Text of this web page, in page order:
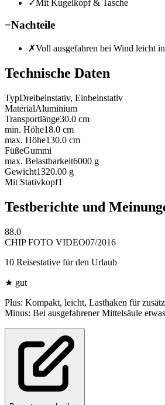
✓Mit Kugelkopf & Tasche
−Nachteile
✗Voll ausgefahren bei Wind leicht
Technische Daten
TypDreibeinstativ, Einbeinstativ
MaterialAluminium
Transportlänge30.0 cm
min. Höhe18.0 cm
max. Höhe130.0 cm
FüßeGummi
max. Belastbarkeit6000 g
Gewicht1320.00 g
Mit Stativkopf1
Testberichte und
88.0
CHIP FOTO VIDEO07/2016
10 Reisestative für den Urlaub
★ gut
Plus: Kompakt, leicht, Lasthaken für
Minus: Bei ausgefahrener Mittelsäule